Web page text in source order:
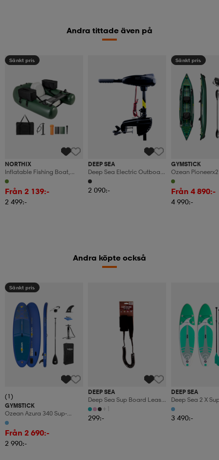
Andra tittade även på
Sänkt pris
NORTHIX
Inflatable Fishing Boat,
Inflatable Boat, Fishing
Boat With Backrest, Paddle
Boat, 157 X 114 X 35 Cm
Från 2 139:-
2 499:-
DEEP SEA
Deep Sea Electric Outboard
Motor 32lbs
2 090:-
Sänkt pris
GYMSTICK
Ozean
Uppblåsbar
Från 4 890:-
4 990:-
Andra köpte också
Sänkt pris
(1)
GYMSTICK
Ozean Azura 340 Sup-
Bräda
Från 2 690:-
2 990:-
DEEP SEA
Deep Sea Sup Board Leash
- Black+1
299:-
DEEP SEA
Deep Sea 2 X
Standard
3 490:-